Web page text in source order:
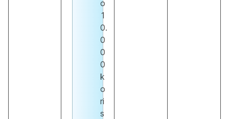
o
1
0.
0
0
0
k
o
ri
s